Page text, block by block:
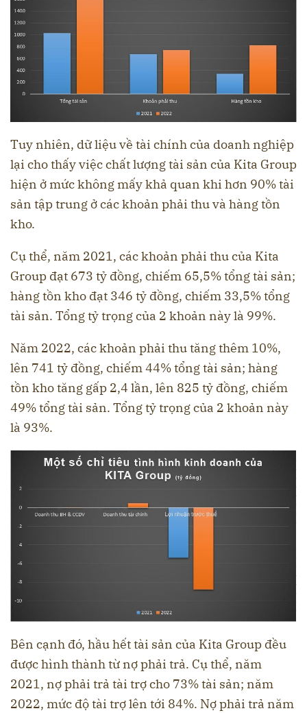
Tuy nhiên, dữ liệu về tài chính của doanh nghiệp
lại cho thấy việc chất lượng tài sản của Kita Group
hiện ở mức không mấy khả quan khi hơn 90% tài
sản tập trung ở các khoản phải thu và hàng tồn
kho.
Cụ thể, năm 2021, các khoản phải thu của Kita
Group đạt 673 tỷ đồng, chiếm 65,5% tổng tài sản;
hàng tồn kho đạt 346 tỷ đồng, chiếm 33,5% tổng
tài sản. Tổng tỷ trọng của 2 khoản này là 99%.
Năm 2022, các khoản phải thu tăng thêm 10%,
lên 741 tỷ đồng, chiếm 44% tổng tài sản; hàng
tồn kho tăng gấp 2,4 lần, lên 825 tỷ đồng, chiếm
49% tổng tài sản. Tổng tỷ trọng của 2 khoản này
là 93%.
Bên cạnh đó, hầu hết tài sản của Kita Group đều
được hình thành từ nợ phải trả. Cụ thể, năm
2021, nợ phải trả tài trợ cho 73% tài sản; năm
2022, mức độ tài trợ lên tới 84%. Nợ phải trả năm